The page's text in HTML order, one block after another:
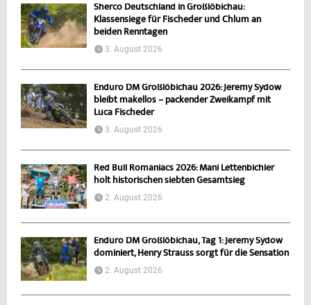
Sherco Deutschland in Großlöbichau:
Klassensiege für Fischeder und Chlum an
beiden Renntagen
3. August 2026
Enduro DM Großlöbichau 2026: Jeremy Sydow
bleibt makellos – packender Zweikampf mit
Luca Fischeder
3. August 2026
Red Bull Romaniacs 2026: Mani Lettenbichler
holt historischen siebten Gesamtsieg
2. August 2026
Enduro DM Großlöbichau, Tag 1: Jeremy Sydow
dominiert, Henry Strauss sorgt für die Sensation
2. August 2026